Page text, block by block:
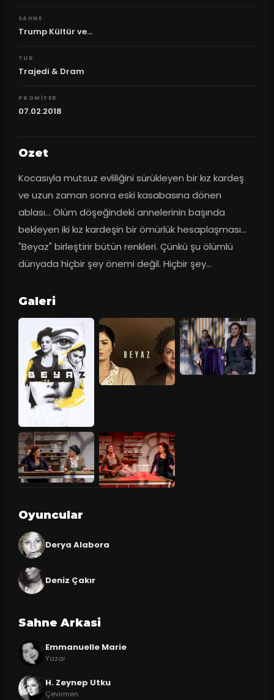
SAHNE
Trump Kültür ve...
TUR
Trajedi & Dram
PROMIYER
07.02.2018
Ozet
Kocasıyla mutsuz evliliğini sürükleyen bir kız kardeş
ve uzun zaman sonra eski kasabasına dönen
ablası... Ölüm döşeğindeki annelerinin başında
bekleyen iki kız kardeşin bir ömürlük hesaplaşması...
"Beyaz" birleştirir bütün renkleri. Çünkü şu ölümlü
dünyada hiçbir şey önemi değil. Hiçbir şey...
Galeri
Oyuncular
Derya Alabora
Deniz Çakır
Sahne Arkasi
Emmanuelle Marie
Yazar
H. Zeynep Utku
Çevirmen